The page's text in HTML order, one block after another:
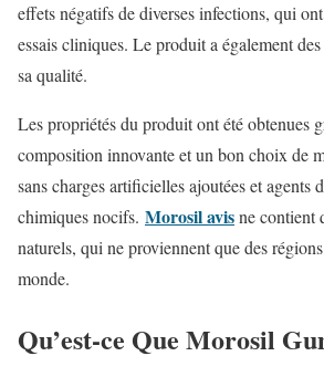
effets négatifs de diverses infections, qui
essais cliniques. Le produit a également
sa qualité.
Les propriétés du produit ont été obtenues
composition innovante et un bon choix de
sans charges artificielles ajoutées et agents
chimiques nocifs. Morosil avisne contient
naturels, qui ne proviennent que des
monde.
Qu’est-ce Que Morosil